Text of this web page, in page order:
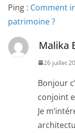
Ping : Comment
patrimoine ?
Malika
26 juillet
Bonjour
conjoint
Je